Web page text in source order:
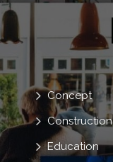
Concept
Construction
Education